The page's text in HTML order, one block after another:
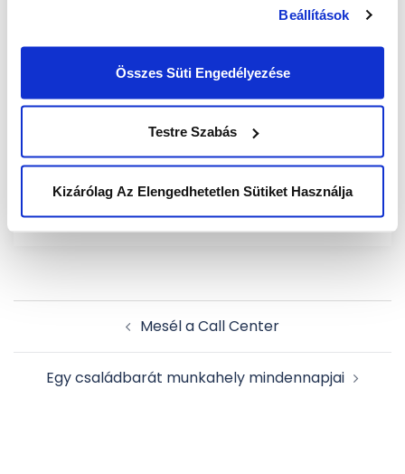
Beállítások
Összes Süti Engedélyezése
Testre Szabás
Kizárólag Az Elengedhetetlen Sütiket Használja
egészségtudatos törekvéseinket. Programunk
egészségre hangsúlyt fektetünk, eredményeiről
pedig különböző platformjainkon beszámolunk.
Ezzel is motiváljuk a kollégákat, ahogy
környezetünket is, jó példát mutatva a vállalati
foglalkoztatói tudatosság területén.
Post
navigation Mesél a Call Center
Egy családbarát munkahely mindennapjai